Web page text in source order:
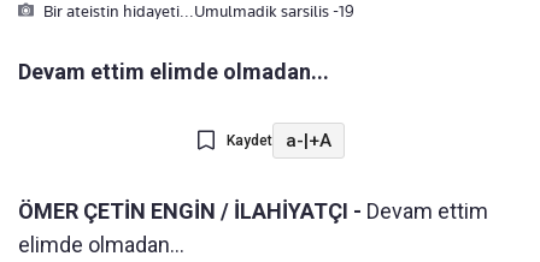
Bir ateistin hidayeti...Umulmadik sarsilis -19
Devam ettim elimde olmadan...
Kaydet a-|+A
ÖMER ÇETİN ENGİN / İLAHİYATÇI - Devam ettim
elimde olmadan...